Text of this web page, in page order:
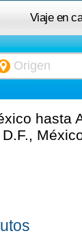
Viaje en
ABC
hasta